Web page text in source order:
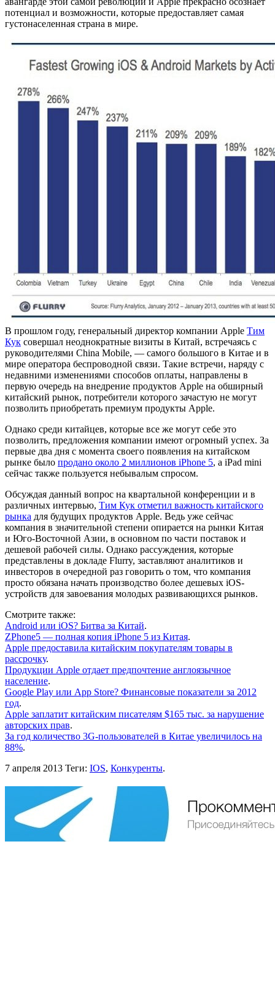
потенциал и возможности, которые предоставляет самая
густонаселенная страна в мире.
В прошлом году, генеральный директор компании Apple Тим
Кук совершал неоднократные визиты в Китай, встречаясь с
руководителями China Mobile, — самого большого в Китае и в
мире оператора беспроводной связи. Такие встречи, наряду с
недавними изменениями способов оплаты, направлены в
первую очередь на внедрение продуктов Apple на обширный
китайский рынок, потребители которого зачастую не могут
позволить приобретать премиум продукты Apple.
Однако среди китайцев, которые все же могут себе это
позволить, предложения компании имеют огромный успех. За
первые два дня с момента своего появления на китайском
рынке было продано около 2 миллионов iPhone 5, а iPad mini
сейчас также пользуется небывалым спросом.
Обсуждая данный вопрос на квартальной конференции и в
различных интервью, Тим Кук отметил важность китайского
рынка для будущих продуктов Apple. Ведь уже сейчас
компания в значительной степени опирается на рынки Китая
и Юго-Восточной Азии, в основном по части поставок и
дешевой рабочей силы. Однако рассуждения, которые
представлены в докладе Flurry, заставляют аналитиков и
инвесторов в очередной раз говорить о том, что компания
просто обязана начать производство более дешевых iOS-
устройств для завоевания молодых развивающихся рынков.
Смотрите также:
Android или iOS? Битва за Китай.
ZPhone5 — полная копия iPhone 5 из Китая.
Apple предоставила китайским покупателям товары в
рассрочку.
Продукции Apple отдает предпочтение англоязычное
население.
Google Play или App Store? Финансовые показатели за 2012
год.
Apple заплатит китайским писателям $165 тыс. за нарушение
авторских прав.
За год количество 3G-пользователей в Китае увеличилось на
88%.
7 апреля 2013 Теги: IOS, Конкуренты.